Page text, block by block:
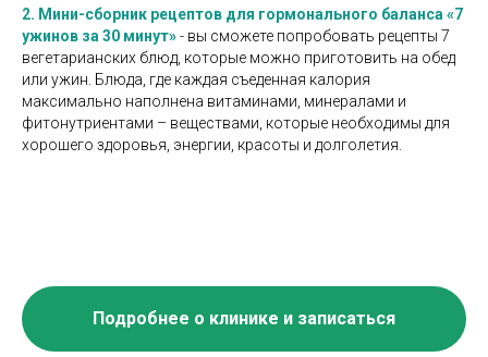
2. Мини-сборник рецептов для гормонального баланса«7
ужинов за 30 минут»- вы сможете попробовать рецепты 7
вегетарианских блюд, которые можно приготовить на обед
или ужин. Блюда, где каждая съеденная калория
максимально наполнена витаминами, минералами и
фитонутриентами – веществами, которые необходимы для
хорошего здоровья, энергии, красоты и долголетия.
Подробнее о клинике и записаться